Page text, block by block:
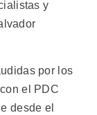
y
por los
el PDC
desde el